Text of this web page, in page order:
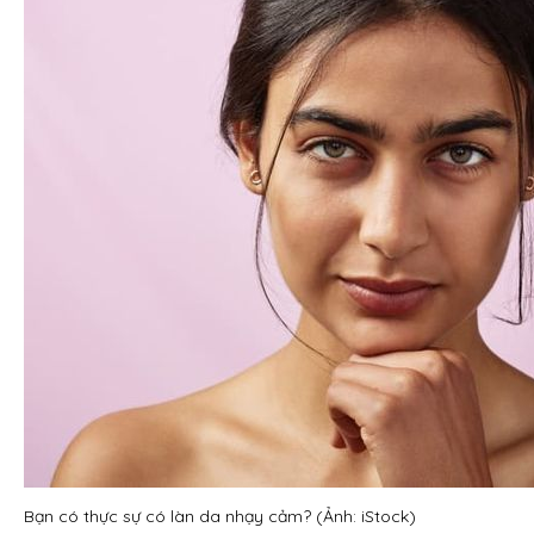
Bạn có thực sự có làn da nhạy cảm? (Ảnh: iStock)